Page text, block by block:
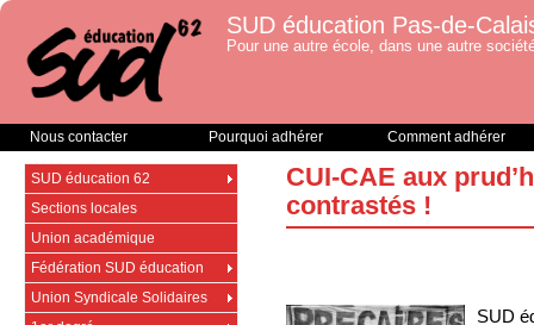
SUD éducation Pas-de-
Pour une autre école, dans une autre
Nous contacter Pourquoi adhérer Comment adhérer
CUI-CAE aux
contrastés !
SUD
SUD éducation 62
Sections locales
Union académique
Fédération SUD éducation
Union Syndicale Solidaires